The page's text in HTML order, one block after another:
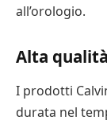
all’orologio.
Alta qualità
I prodotti
durata nel